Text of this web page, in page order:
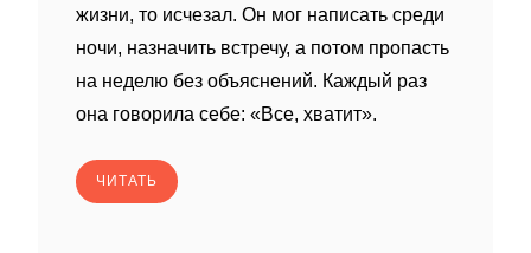
жизни, то исчезал. Он мог написать среди
ночи, назначить встречу, а потом пропасть
на неделю без объяснений. Каждый раз
она говорила себе: «Все, хватит».
ЧИТАТЬ